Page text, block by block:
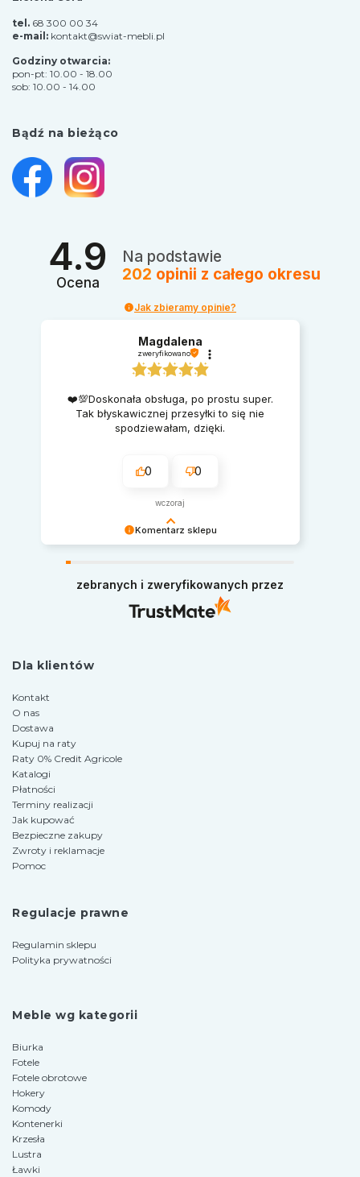
tel. 68 300 00 34
e-mail: kontakt@swiat-mebli.pl
Godziny otwarcia:
pon-pt: 10.00 - 18.00
sob: 10.00 - 14.00
Bądź na bieżąco
4.9
Ocena
Na podstawie
202 opinii z całego okresu
Jak zbieramy opinie?
Komentarz sklepu
w naszym sklepie.
Magdalena
zweryfikowano
❤️💯Doskonała obsługa, po prostu super.
Tak błyskawicznej przesyłki to się nie
spodziewałam, dzięki.
0 0
wczoraj
zebranych i zweryfikowanych przez
Dla klientów
Kontakt
O nas
Dostawa
Kupuj na raty
Raty 0% Credit Agricole
Katalogi
Płatności
Terminy realizacji
Jak kupować
Bezpieczne zakupy
Zwroty i reklamacje
Pomoc
Regulacje prawne
Regulamin sklepu
Polityka prywatności
Meble wg kategorii
Biurka
Fotele
Fotele obrotowe
Hokery
Komody
Kontenerki
Krzesła
Lustra
Ławki